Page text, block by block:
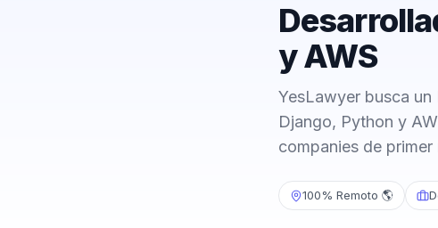
y AWS
YesLawyer busca
Django, Python y
companies de primer
100% Remoto 🌎